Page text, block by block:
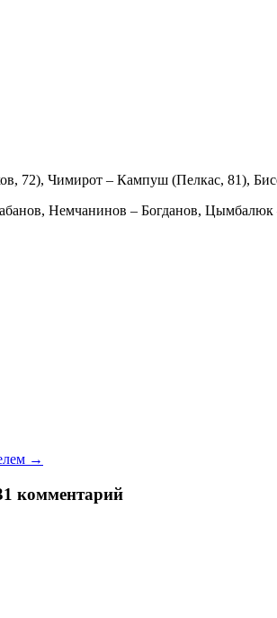
72), Чимирот – Кампуш (Пелкас, 81),
Немчанинов – Богданов,
→
комментарий